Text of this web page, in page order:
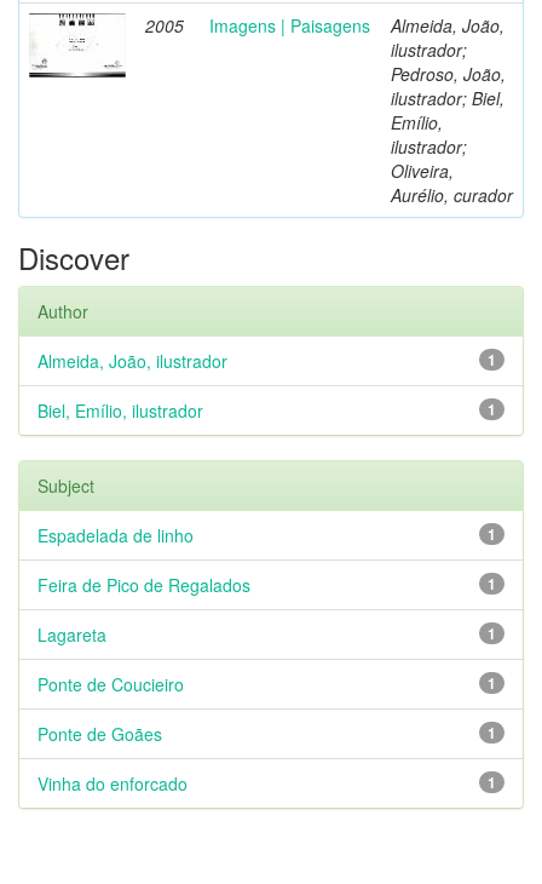
2005 Imagens | Paisagens
Almeida, João,
ilustrador;
Pedroso, João,
ilustrador; Biel,
Emílio,
ilustrador;
Oliveira,
Aurélio, curador
Discover
Author
1
Almeida, João, ilustrador
1
Biel, Emílio, ilustrador
Subject
1
Espadelada de linho
1
Feira de Pico de Regalados
1
Lagareta
1
Ponte de Coucieiro
1
Ponte de Goães
1
Vinha do enforcado